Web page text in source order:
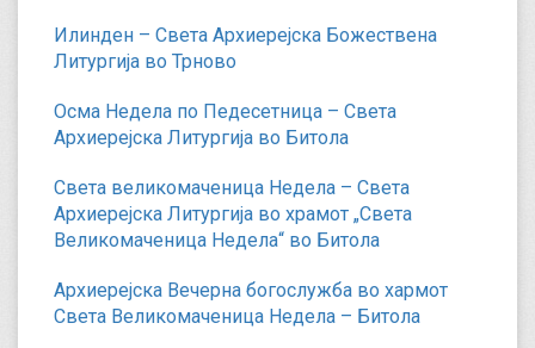
Илинден – Света Архиерејска Божествена
Литургија во Трново
Осма Недела по Педесетница – Света
Архиерејска Литургија во Битола
Света великомаченица Недела – Света
Архиерејска Литургија во храмот „Света
Великомаченица Недела“ во Битола
Архиерејска Вечерна богослужба во хармот
Света Великомаченица Недела – Битола